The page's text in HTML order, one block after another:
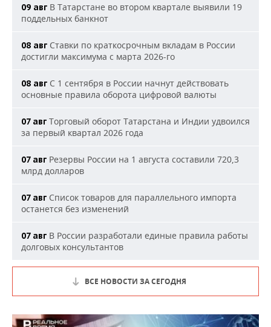
09 авг В Татарстане во втором квартале выявили 19
поддельных банкнот
08 авг Ставки по краткосрочным вкладам в России
достигли максимума с марта 2026-го
08 авг С 1 сентября в России начнут действовать
основные правила оборота цифровой валюты
07 авг Торговый оборот Татарстана и Индии удвоился
за первый квартал 2026 года
07 авг Резервы России на 1 августа составили 720,3
млрд долларов
07 авг Список товаров для параллельного импорта
останется без изменений
07 авг В России разработали единые правила работы
долговых консультантов
ВСЕ НОВОСТИ ЗА СЕГОДНЯ